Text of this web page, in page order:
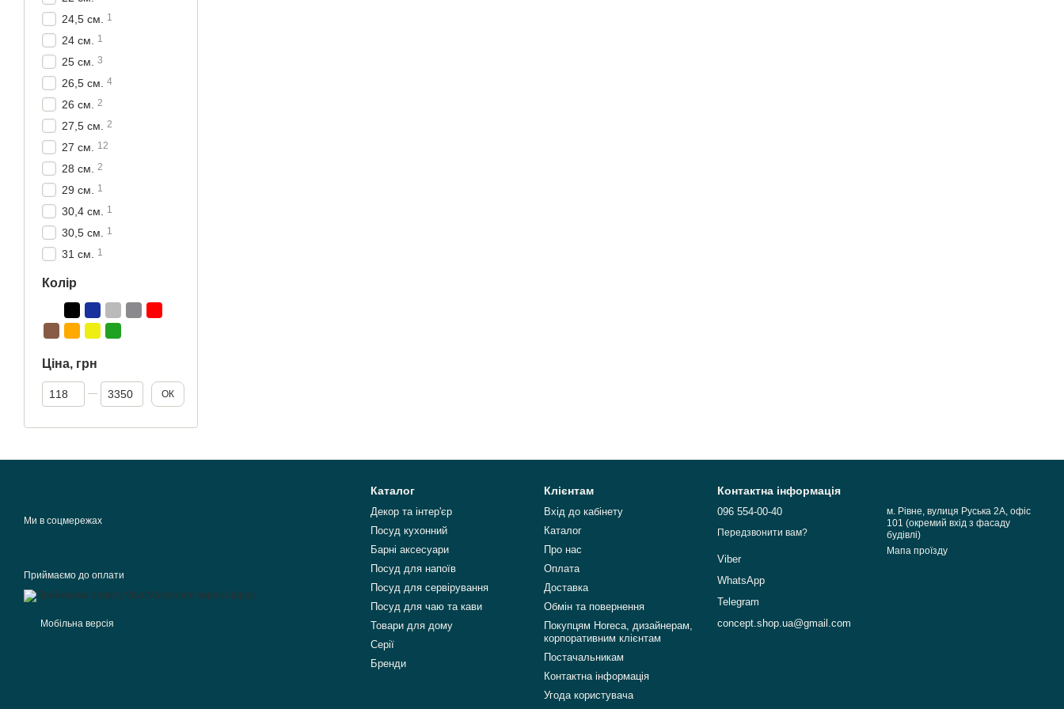
24,5 см. 1
24 см. 1
25 см. 3
26,5 см. 4
26 см. 2
27,5 см. 2
27 см. 12
28 см. 2
29 см. 1
30,4 см. 1
30,5 см. 1
31 см. 1
Колір
Ціна, грн
Від Ціна, грн
До Ціна, грн ОК
Ми в соцмережах
Приймаємо до оплати
Мобільна версія
Каталог
Декор та інтер'єр
Посуд кухонний
Барні аксесуари
Посуд для напоїв
Посуд для сервірування
Посуд для чаю та кави
Товари для дому
Серії
Бренди
Клієнтам
Вхід до кабінету
Каталог
Про нас
Оплата
Доставка
Обмін та повернення
Покупцям Horeca, дизайнерам,
корпоративним клієнтам
Постачальникам
Контактна інформація
Угода користувача
Контактна інформація
096 554-00-40
Передзвонити вам?
Viber
WhatsApp
Telegram
concept.shop.ua@gmail.com
м. Рівне, вулиця Руська 2А, офіс
101 (окремий вхід з фасаду
будівлі)
Мапа проїзду